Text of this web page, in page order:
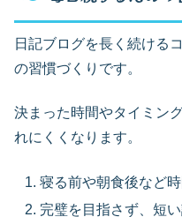
日記ブログを長く続ける
の習慣づくりです。
決まった時間やタイミン
れにくくなります。
寝る前や朝食後など
完璧を目指さず、短